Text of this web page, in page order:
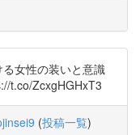
女性の装いと意識
t.co/ZcxgHGHxT3
(投稿一覧)